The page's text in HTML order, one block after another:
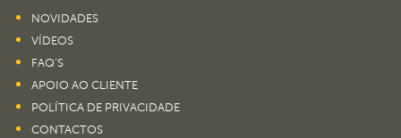
NOVIDADES
VÍDEOS
FAQ’S
APOIO AO CLIENTE
POLÍTICA DE PRIVACIDADE
CONTACTOS